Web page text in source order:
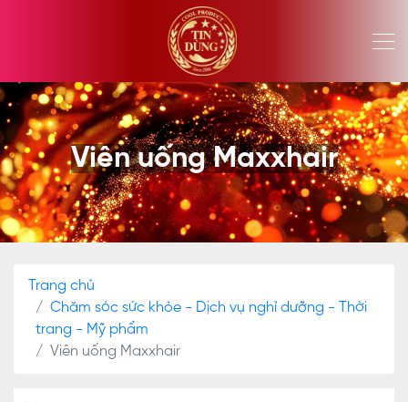
Viên uống Maxxhair
Trang chủ
Chăm sóc sức khỏe - Dịch vụ nghỉ dưỡng - Thời
trang - Mỹ phẩm
Viên uống Maxxhair